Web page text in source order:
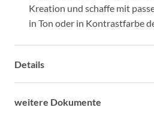
Kreation und schaffe mit
in Ton oder in Kontrastfarbe
Details
weitere Dokumente